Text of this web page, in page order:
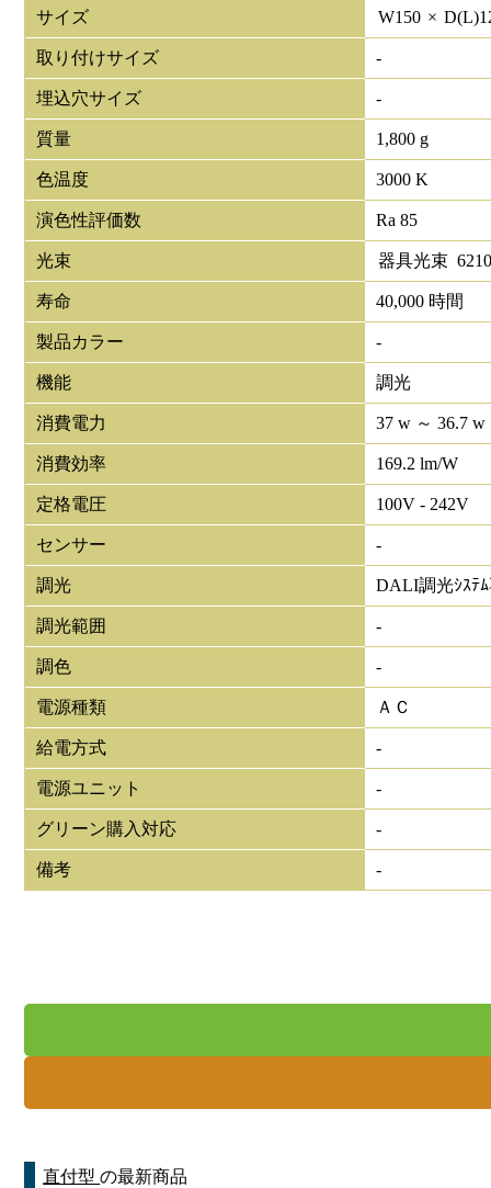
サイズ W150 × D(L)
取り付けサイズ -
埋込穴サイズ -
質量 1,800 g
色温度 3000 K
演色性評価数 Ra 85
光束 器具光束
寿命 40,000 時間
製品カラー -
機能 調光
消費電力 37 w ～ 36.7 w
消費効率 169.2 lm/W
定格電圧 100V - 242V
センサー -
調光 DALI調光ｼｽﾃ
調光範囲 -
調色 -
電源種類 ＡＣ
給電方式 -
電源ユニット -
グリーン購入対応 -
備考 -
直付型の最新商品